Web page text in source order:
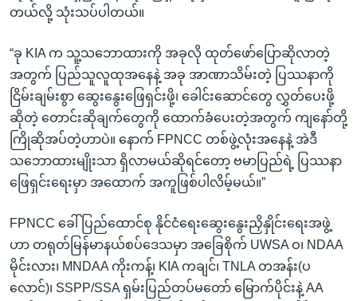
တယ်လို့ သုံးသပ်ပါတယ်။
“ခု KIA က သူ့သဘောထားကို အခုလို ထုတ်ဖော်ပြောဆိုလာတဲ့
အတွက် ပြည်သူလူထုအနေနဲ့ အခု အာဏာသိမ်းတဲ့ ပြဿနာကို
ငြိမ်းချမ်းစွာ ဆွေးနွေးဖြေရှင်းဖို့၊ ခေါင်းဆောင်တွေ လွှတ်ပေးဖို့
ဆိုတဲ့ တောင်းဆိုချက်တွေကို ထောက်ခံပေးတဲ့အတွက် ကျနော်တို့
ကြိုဆိုအပ်တဲ့ဟာပဲ။ နောက် FPNCC တစ်ဖွဲ့လုံးအနေနဲ့ အဲဒီ
သဘောထားမျိုးသာ ရှိလာမယ်ဆိုရင်တော့ ဗမာပြည်ရဲ့ ပြဿနာ
ဖြေရှင်းရေးမှာ အထောက် အကူဖြစ်ပါလိမ့်မယ်။”
FPNCC ခေါ် ပြည်ထောင်စု နိုင်ငံရေးဆွေးနွေးညှိနှိုင်းရေးအဖွဲ့
ဟာ တရုတ်မြန်မာနယ်စပ်ဒေသမှာ အခြေစိုက် UWSA ဝ၊ NDAA
မိုင်းလား၊ MNDAA ကိုးကန့်၊ KIA ကချင်၊ TNLA တအန်း(ပ
လောင်)၊ SSPP/SSA ရှမ်းပြည်တပ်မတော် မြောက်ပိုင်းနဲ့ AA